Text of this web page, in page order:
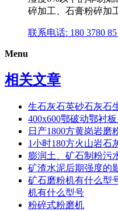
碎加工、石膏粉碎加
联系电话: 180 3780
Menu
相关文章
生石灰石英砂石灰石
400x600鄂破动鄂衬
日产1800方黄岗岩磨
1小时180方火山岩石
膨润土、矿石制粉污
矿渣水泥后期强度的
矿石磨粉机有什么型
机有什么型号
粉碎式粉磨机